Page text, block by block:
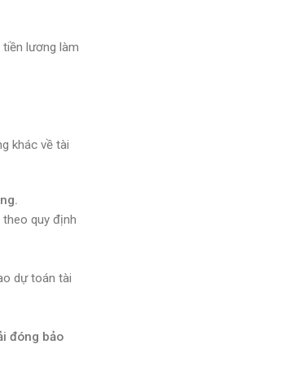
lương làm
khác về tài
quy định
dự toán tài
đóng bảo